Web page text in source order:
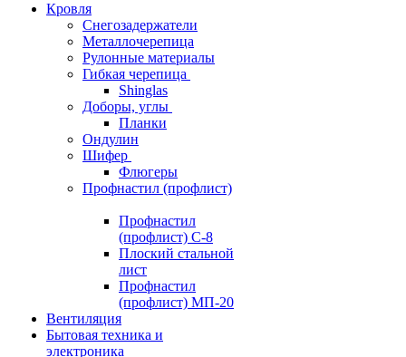
Кровля
Снегозадержатели
Металлочерепица
Рулонные материалы
Гибкая черепица
Shinglas
Доборы, углы
Планки
Ондулин
Шифер
Флюгеры
Профнастил (профлист)
Профнастил
(профлист) С-8
Плоский стальной
лист
Профнастил
(профлист) МП-20
Вентиляция
Бытовая техника и
электроника